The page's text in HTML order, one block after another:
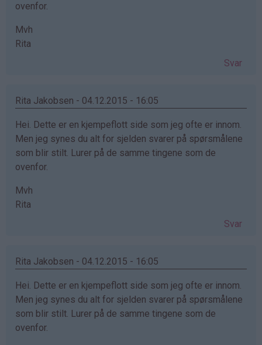
ovenfor.
Mvh
Rita
Svar
Rita Jakobsen - 04.12.2015 - 16:05
Hei. Dette er en kjempeflott side som jeg ofte er innom.
Men jeg synes du alt for sjelden svarer på spørsmålene
som blir stilt. Lurer på de samme tingene som de
ovenfor.
Mvh
Rita
Svar
Rita Jakobsen - 04.12.2015 - 16:05
Hei. Dette er en kjempeflott side som jeg ofte er innom.
Men jeg synes du alt for sjelden svarer på spørsmålene
som blir stilt. Lurer på de samme tingene som de
ovenfor.